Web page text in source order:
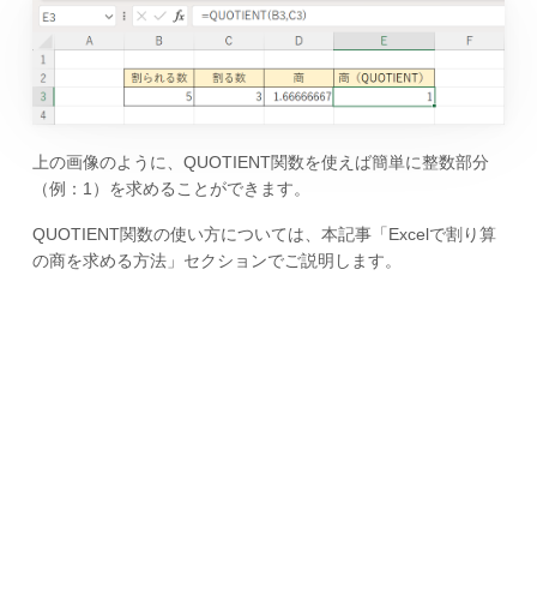
上の画像のように、QUOTIENT関数を使えば簡単に整数部分
（例：1）を求めることができます。
QUOTIENT関数の使い方については、本記事「Excelで割り算
の商を求める方法」セクションでご説明します。